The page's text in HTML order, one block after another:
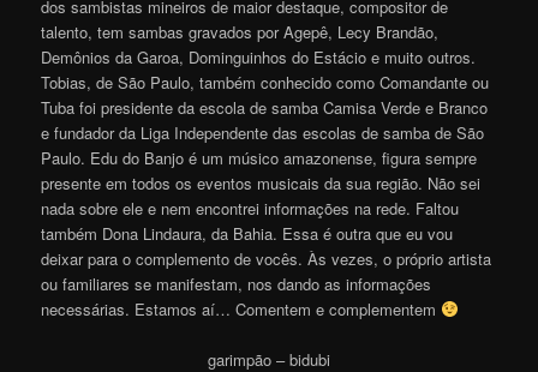
dos sambistas mineiros de maior destaque, compositor de
talento, tem sambas gravados por Agepê, Lecy Brandão,
Demônios da Garoa, Dominguinhos do Estácio e muito outros.
Tobias, de São Paulo, também conhecido como Comandante ou
Tuba foi presidente da escola de samba Camisa Verde e Branco
e fundador da Liga Independente das escolas de samba de São
Paulo. Edu do Banjo é um músico amazonense, figura sempre
presente em todos os eventos musicais da sua região. Não sei
nada sobre ele e nem encontrei informações na rede. Faltou
também Dona Lindaura, da Bahia. Essa é outra que eu vou
deixar para o complemento de vocês. Às vezes, o próprio artista
ou familiares se manifestam, nos dando as informações
necessárias. Estamos aí… Comentem e complementem
garimpão – bidubi